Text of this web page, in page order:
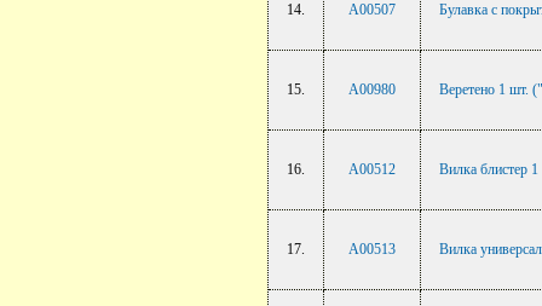
14. A00507 Булавка с
15. A00980 Веретено 1 шт.
16. A00512 Вилка блистер
17. A00513 Вилка